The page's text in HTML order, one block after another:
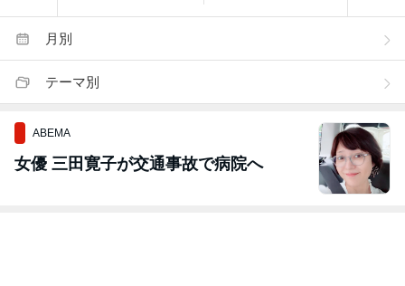
月別
テーマ別
ABEMA
女優 三田寛子が交通事故で病院へ